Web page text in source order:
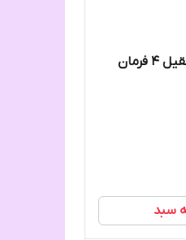
ریموت کنترل بالابر جرثقیل 4 فرمان
سبد